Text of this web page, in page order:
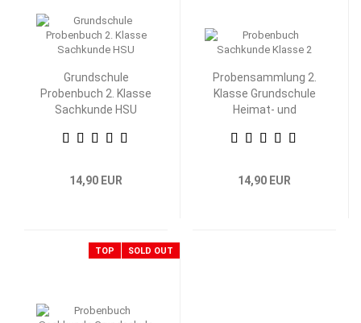
Grundschule
Probenbuch 2. Klasse
Sachkunde HSU
14,90 EUR
Probensammlung 2.
Klasse Grundschule
Heimat- und
14,90 EUR
TOP SOLD OUT